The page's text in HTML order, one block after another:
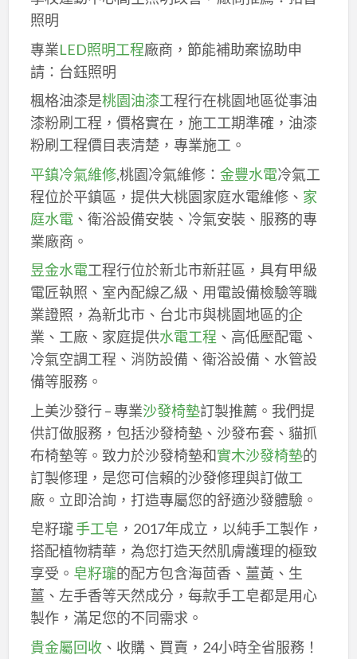
照明
專業LED照明工程廠商，節能補助案協助申
請：台鈺照明
楓格油漆是桃園油漆工程行在桃園地區從事油
漆粉刷工程，價格實在，施工工期準確，油漆
粉刷工程價目表清楚，專業施工。
平鎮冷氣維修,桃園冷氣維修： 金豐水電冷氣工
程位於平鎮區，提供大桃園家庭水電維修、 家
庭水電、衛浴設備安裝、冷氣安裝、服務的專
業廠商。
昱金水電工程行位於新北市新莊區，具有甲級
電匠執照、室內配線乙級、用電設備檢驗等職
業證照，為新北市、台北市與桃園地區的企
業、工廠、家庭提供水電工程 、高低壓配電、
冷氣空調工程、消防設備、衛浴設備、水管設
備等服務。
上美沙發行 – 專業沙發椅墊訂製推薦。我們提
供訂做服務，包括沙發椅墊、沙發布套、貓抓
布椅墊等。致力於沙發椅墊和實木沙發椅墊的
訂製修理，是您可信賴的沙發修理與訂做工
廠。立即洽詢，打造專屬您的舒適沙發體驗。
皂籽瓏手工皂 ，2017年成立，以純手工製作，
搭配植物精華，為您打造天然肌膚護理的極致
享受。 皂籽瓏的配方包含海茴香、薑黃、生
薑、左手香等天然成分，每款手工皂都是用心
製作，滿足您的不同需求。
貴金屬回收、收購、買賣，24小時全省服務！